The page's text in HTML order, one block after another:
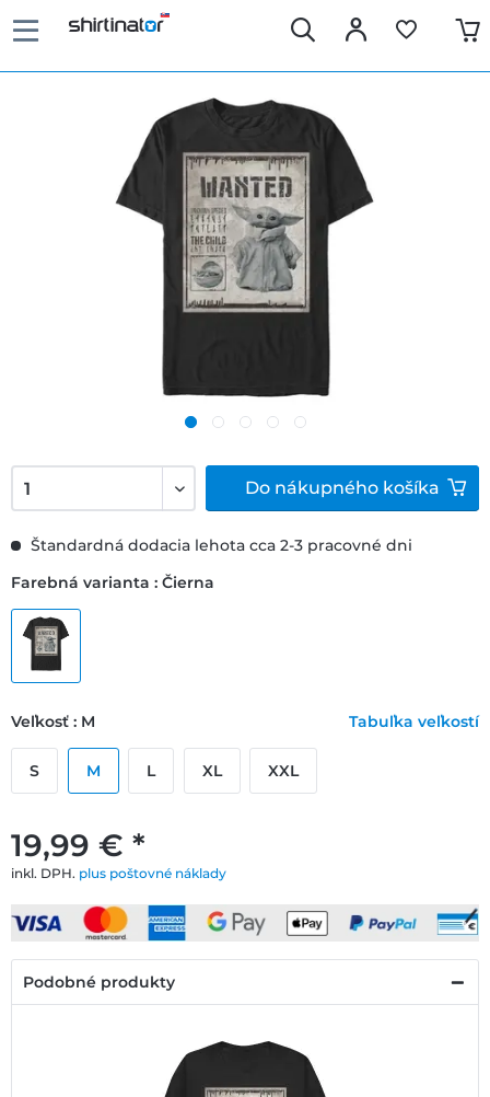
19,99 € *
inkl. DPH. plus poštovné náklady
Štandardná dodacia lehota cca 2-3 pracovné dni
Farebná varianta : Čierna
Veľkosť : M Tabuľka veľkostí
S M L XL XXL
Do nákupného košíka
Podobné produkty